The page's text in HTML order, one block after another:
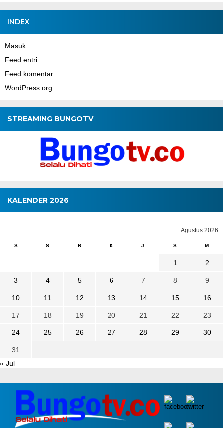
INDEX
Masuk
Feed entri
Feed komentar
WordPress.org
STREAMING BUNGOTV
KALENDER 2026
Agustus 2026
S S R K J S M
1 2
3 4 5 6 7 8 9
10 11 12 13 14 15 16
17 18 19 20 21 22 23
24 25 26 27 28 29 30
31
« Jul